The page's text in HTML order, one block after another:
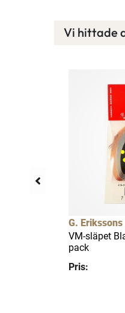
Vi hittade
G.
VM-släpet
pack
Pris: